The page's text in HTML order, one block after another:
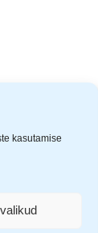
kasutamise